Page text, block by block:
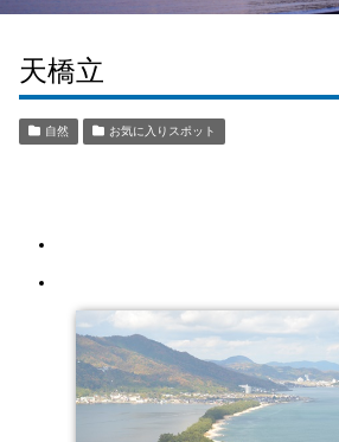
天橋立
自然 お気に入りスポット